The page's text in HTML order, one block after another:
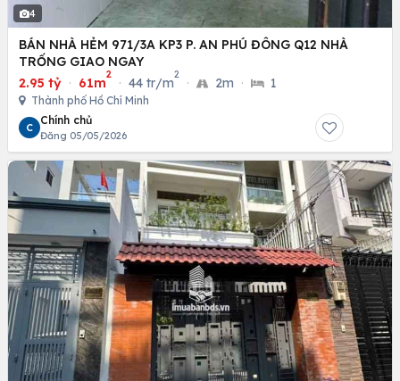
4
BÁN NHÀ HẺM 971/3A KP3 P. AN PHÚ ĐÔNG Q12 NHÀ
TRỐNG GIAO NGAY
2.95 tỷ · 61m
2
· 44 tr/m
2
· 2m · 1
Thành phố Hồ Chí Minh
C
Chính chủ
Đăng 05/05/2026